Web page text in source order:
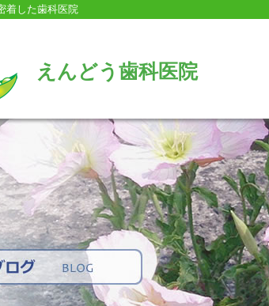
着した歯科医院
えんどう歯科医院